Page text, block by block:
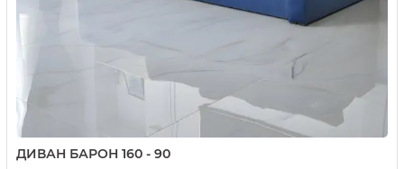
ДИВАН БАРОН 160 - 90